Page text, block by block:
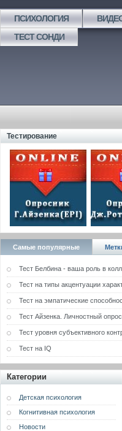
ПСИХОЛОГИЯ
ТЕСТ СОНДИ
Тестирование
Самые популярные
Тест Белбина - ваша роль в
Тест на типы акцентуации
Тест на эмпатические
Тест Айзенка. Личностный
Тест уровня субъективного
Тест на IQ
Категории
Детская психология
Когнитивная психология
Новости